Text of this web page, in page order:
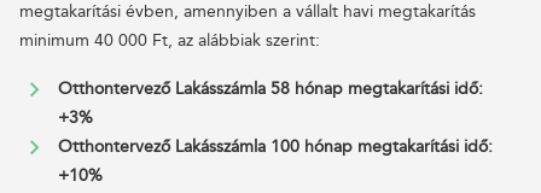
megtakarítási évben, amennyiben a vállalt havi megtakarítás
minimum 40 000 Ft, az alábbiak szerint:
Otthontervező Lakásszámla 58 hónap megtakarítási idő:
+3%
Otthontervező Lakásszámla 100 hónap megtakarítási idő:
+10%